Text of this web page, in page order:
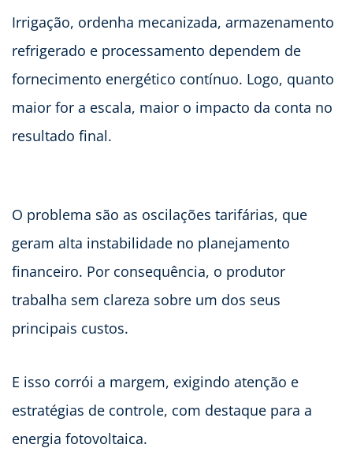
Irrigação, ordenha mecanizada, armazenamento
refrigerado e processamento dependem de
fornecimento energético contínuo. Logo, quanto
maior for a escala, maior o impacto da conta no
resultado final.
O problema são as oscilações tarifárias, que
geram alta instabilidade no planejamento
financeiro. Por consequência, o produtor
trabalha sem clareza sobre um dos seus
principais custos.
E isso corrói a margem, exigindo atenção e
estratégias de controle, com destaque para a
energia fotovoltaica.